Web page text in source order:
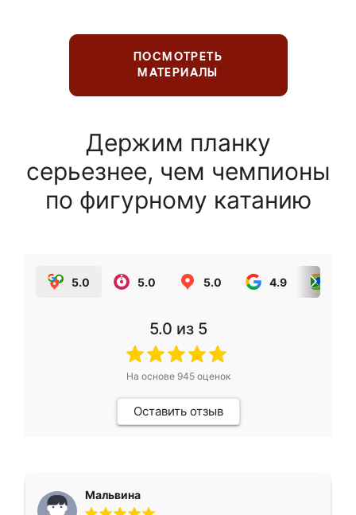
ПОСМОТРЕТЬ
МАТЕРИАЛЫ
Держим планку
серьезнее, чем чемпионы
по фигурному катанию
5.0 5.0 5.0 4.9
5.0 из 5
На основе 945оценок
Оставить отзыв
Мальвина